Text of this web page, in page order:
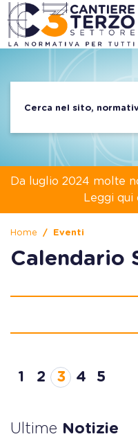
Da luglio 2024 molte
Leggi qui
Home Eventi
Calendario
1 2 3 4 5
Ultime Notizie